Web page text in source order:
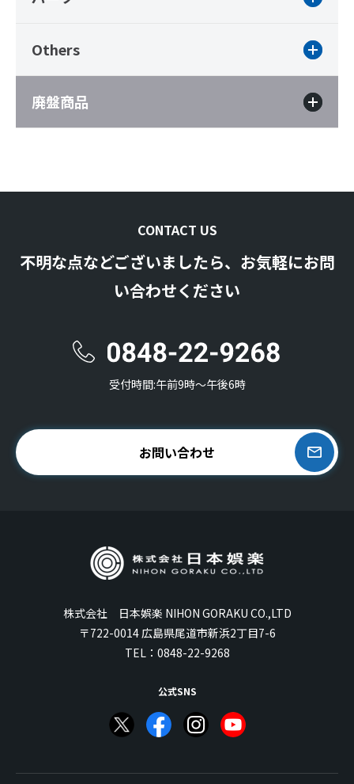
Others
廃盤商品
CONTACT US
不明な点などございましたら、お気軽にお問
い合わせください
受付時間:午前9時〜午後6時
お問い合わせ
株式会社 日本娯楽 NIHON GORAKU CO.,LTD
〒722-0014 広島県尾道市新浜2丁目7-6
TEL： 0848-22-9268
公式SNS